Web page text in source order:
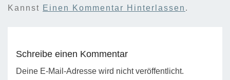
Kannst Einen Kommentar Hinterlassen .
Schreibe einen Kommentar
Deine E-Mail-Adresse wird nicht veröffentlicht.